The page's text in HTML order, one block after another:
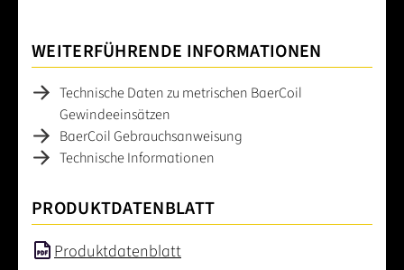
WEITERFÜHRENDE INFORMATIONEN
Technische Daten zu metrischen BaerCoil
Gewindeeinsätzen
BaerCoil Gebrauchsanweisung
Technische Informationen
PRODUKTDATENBLATT
Produktdatenblatt